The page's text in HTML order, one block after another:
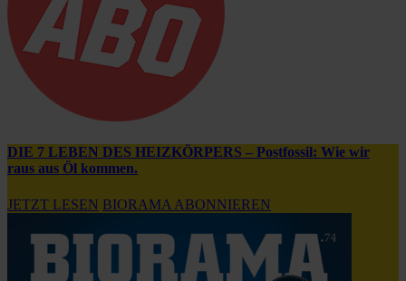
DIE 7 LEBEN DES HEIZKÖRPERS – Postfossil: Wie wir
raus aus Öl kommen.
JETZT LESEN BIORAMA ABONNIEREN